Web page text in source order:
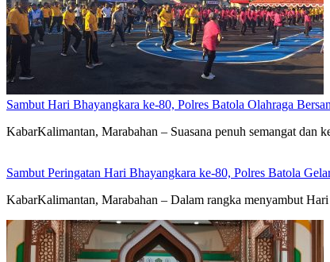
Sambut Hari Bhayangkara ke-80, Polres Batola Olahraga
KabarKalimantan, Marabahan – Suasana penuh semangat
Sambut Peringatan Hari Bhayangkara ke-80, Polres Batola
KabarKalimantan, Marabahan – Dalam rangka menyambut